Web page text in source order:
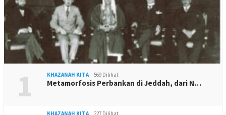
1 KHAZANAH KITA 569 Dilihat
Metamorfosis Perbankan di Jeddah, dari N…
KHAZANAH KITA 227 Dilihat